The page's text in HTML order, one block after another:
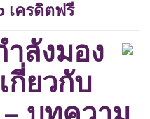
เครดิตฟรี
ลังมอง
กี่ยวกับ